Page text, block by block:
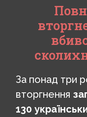
За понад три
вторгнення
130